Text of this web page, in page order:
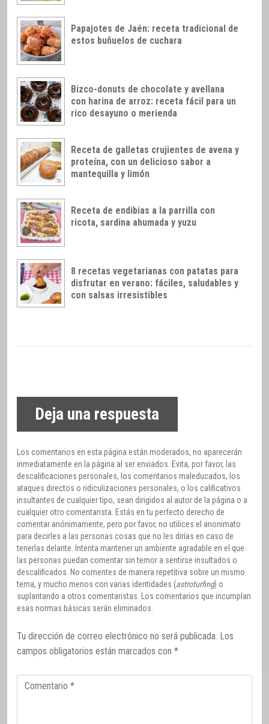
Papajotes de Jaén: receta tradicional de
estos buñuelos de cuchara
Bizco-donuts de chocolate y avellana
con harina de arroz: receta fácil para un
rico desayuno o merienda
Receta de galletas crujientes de avena y
proteína, con un delicioso sabor a
mantequilla y limón
Receta de endibias a la parrilla con
ricota, sardina ahumada y yuzu
8 recetas vegetarianas con patatas para
disfrutar en verano: fáciles, saludables y
con salsas irresistibles
Deja una respuesta
Los comentarios en esta página están moderados, no aparecerán
inmediatamente en la página al ser enviados. Evita, por favor, las
descalificaciones personales, los comentarios maleducados, los
ataques directos o ridiculizaciones personales, o los calificativos
insultantes de cualquier tipo, sean dirigidos al autor de la página o a
cualquier otro comentarista. Estás en tu perfecto derecho de
comentar anónimamente, pero por favor, no utilices el anonimato
para decirles a las personas cosas que no les dirías en caso de
tenerlas delante. Intenta mantener un ambiente agradable en el que
las personas puedan comentar sin temor a sentirse insultados o
descalificados. No comentes de manera repetitiva sobre un mismo
tema, y mucho menos con varias identidades (astroturfing) o
suplantando a otros comentaristas. Los comentarios que incumplan
esas normas básicas serán eliminados.
Tu dirección de correo electrónico no será publicada. Los
campos obligatorios están marcados con *
Comentario